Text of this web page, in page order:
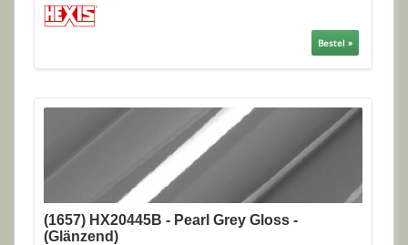
Bestel »
(1657) HX20445B - Pearl Grey Gloss -
(Glänzend)